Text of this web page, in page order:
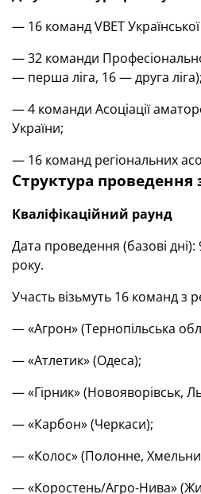
— 16 команд VBET
— 32 команди
— перша ліга, 16 — друга ліга);
— 4 команди Асоціації
України;
— 16 команд регіональних
Структура проведення
Кваліфікаційний раунд
Дата проведення (базові
року.
Участь візьмуть 16 команд з
— «Агрон» (Тернопільська
— «Атлетик» (Одеса);
— «Гірник» (Новояворівськ,
— «Карбон» (Черкаси);
— «Колос» (Полонне,
— «Коростень/Агро-Нива»